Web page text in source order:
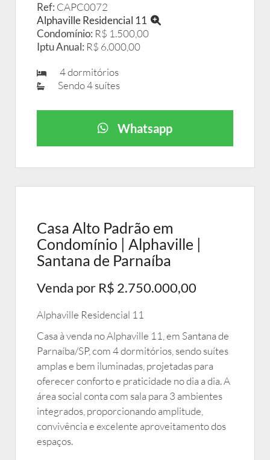
Ref: CAPC0072
Alphaville Residencial 11
Condomínio: R$ 1.500,00
Iptu Anual: R$ 6.000,00
4 dormitórios
Sendo 4 suítes
Whatsapp
Casa Alto Padrão em
Condomínio | Alphaville |
Santana de Parnaíba
Venda por R$ 2.750.000,00
Alphaville Residencial 11
Casa à venda no Alphaville 11, em Santana de
Parnaíba/SP, com 4 dormitórios, sendo suítes
amplas e bem iluminadas, projetadas para
oferecer conforto e praticidade no dia a dia. A
área social conta com sala para 3 ambientes
integrados, proporcionando amplitude,
convivência e excelente aproveitamento dos
espaços.